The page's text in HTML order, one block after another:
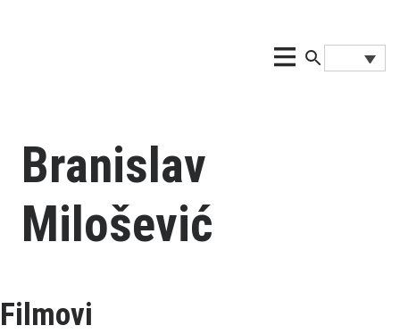
Branislav
Milošević
Filmovi